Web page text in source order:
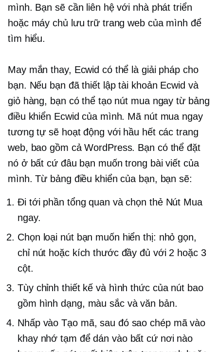
mình. Bạn sẽ cần liên hệ với nhà phát triển
hoặc máy chủ lưu trữ trang web của mình để
tìm hiểu.
May mắn thay, Ecwid có thể là giải pháp cho
bạn. Nếu bạn đã thiết lập tài khoản Ecwid và
giỏ hàng, bạn có thể tạo nút mua ngay từ bảng
điều khiển Ecwid của mình. Mã nút mua ngay
tương tự sẽ hoạt động với hầu hết các trang
web, bao gồm cả WordPress. Bạn có thể đặt
nó ở bất cứ đâu bạn muốn trong bài viết của
mình. Từ bảng điều khiển của bạn, bạn sẽ:
Đi tới phần tổng quan và chọn thẻ Nút Mua
ngay.
Chọn loại nút bạn muốn hiển thị: nhỏ gọn,
chỉ nút hoặc kích thước đầy đủ với 2 hoặc 3
cột.
Tùy chỉnh thiết kế và hình thức của nút bao
gồm hình dạng, màu sắc và văn bản.
Nhấp vào Tạo mã, sau đó sao chép mã vào
khay nhớ tạm để dán vào bất cứ nơi nào